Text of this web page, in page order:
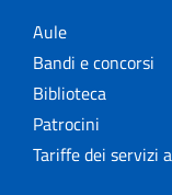
Aule
Bandi e concorsi
Biblioteca
Patrocini
Tariffe dei servizi